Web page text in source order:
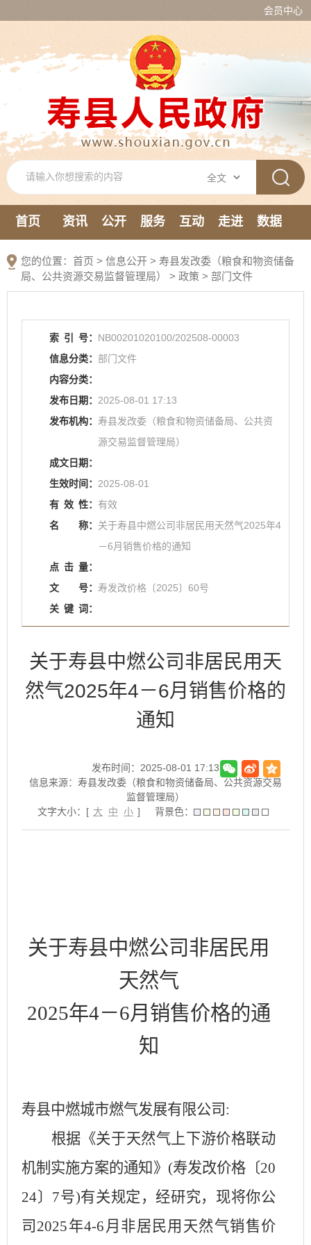
会员中心
首页 资讯 公开 服务 互动 走进
数据
您的位置： 首页 > 信息公开 > 寿县发改委（粮食和物资储备
局、公共资源交易监督管理局） > 政策 > 部门文件
索 引 号： NB00201020100/202508-00003
信息分类： 部门文件
内容分类：
发布日期： 2025-08-01 17:13
发布机构： 寿县发改委（粮食和物资储备局、公共资
源交易监督管理局）
成文日期：
生效时间： 2025-08-01
有 效 性： 有效
名
称： 关于寿县中燃公司非居民用天然气2025年4
－6月销售价格的通知
点 击 量：
文
号： 寿发改价格〔2025〕60号
关 键 词：
关于寿县中燃公司非居民用天
然气2025年4－6月销售价格的
通知
发布时间：2025-08-01 17:13
信息来源：寿县发改委（粮食和物资储备局、公共资源交易
监督管理局）
文字大小：[ 大 中 小 ] 背景色：
关于寿县中燃公司非居民用
天然气
2025年4－6月销售价格的通
知
寿县中燃城市燃气发展有限公司:
根据《关于天然气上下游价格联动
机制实施方案的通知》 (寿发改价格〔20
24〕 7号)有关规定，经研究，现将你公
司 2025年4-6 月非居民用天然气销售价